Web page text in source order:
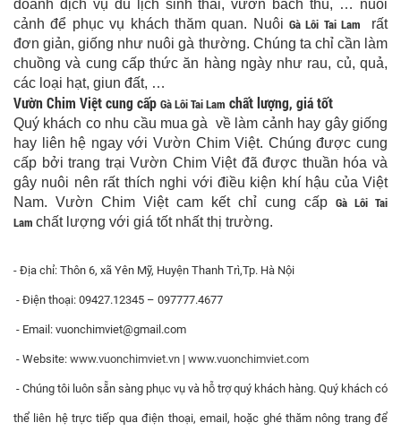
doanh dịch vụ du lịch sinh thái, vườn bách thú, … nuôi
cảnh để phục vụ khách thăm quan. NuôiGà Lôi Tai Lam
rất
đơn giản, giống như nuôi gà thường. Chúng ta chỉ cần làm
chuồng và cung cấp thức ăn hàng ngày như rau, củ, quả,
các loại hạt, giun đất, …
Vườn Chim Việt cung cấp Gà Lôi Tai Lam chất lượng, giá tốt
Quý khách co nhu cầu mua gà về làm cảnh hay gây giống
hay liên hệ ngay với Vườn Chim Việt. Chúng được cung
cấp bởi trang trại Vườn Chim Việt đã được thuần hóa và
gây nuôi nên rất thích nghi với điều kiện khí hậu của Việt
Nam. Vườn Chim Việt cam kết chỉ cung cấp Gà Lôi Tai
Lam chất lượng với giá tốt nhất thị trường.
- Địa chỉ: Thôn 6, xã Yên Mỹ, Huyện Thanh Trì,Tp. Hà Nội
- Điện thoại: 09427.12345 – 097777.4677
- Email: vuonchimviet@gmail.com
- Website: www.vuonchimviet.vn | www.vuonchimviet.com
- Chúng tôi luôn sẵn sàng phục vụ và hỗ trợ quý khách hàng. Quý khách có
thể liên hệ trực tiếp qua điện thoại, email, hoặc ghé thăm nông trang để